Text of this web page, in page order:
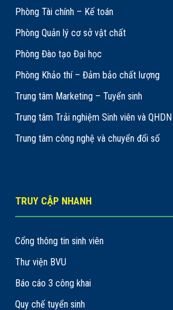
Phòng Tài chính – Kế toán
Phòng Quản lý cơ sở vật chất
Phòng Đào tạo Đại học
Phòng Khảo thí – Đảm bảo chất lượng
Trung tâm Marketing – Tuyển sinh
Trung tâm Trải nghiệm Sinh viên và QHDN
Trung tâm công nghệ và chuyển đổi số
TRUY CẬP NHANH
Cổng thông tin sinh viên
Thư viện BVU
Báo cáo 3 công khai
Quy chế tuyển sinh